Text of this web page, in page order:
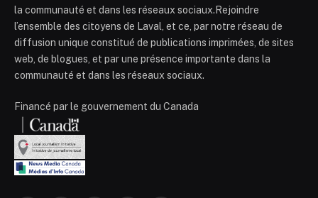
la communauté et dans les réseaux sociaux.Rejoindre
l’ensemble des citoyens de Laval, et ce, par notre réseau de
diffusion unique constitué de publications imprimées, de sites
web, de blogues, et par une présence importante dans la
communauté et dans les réseaux sociaux.
Financé par le gouvernement du Canada